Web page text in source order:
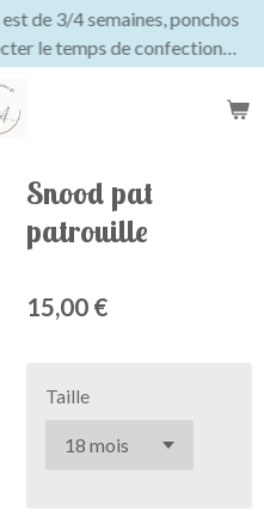
de 3/4 semaines, ponchos
le temps de confection…
Snood pat
patrouille
15,00 €
Taille